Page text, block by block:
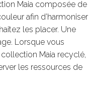
Maia composée de
afin d’harmoniser
les placer. Une
Lorsque vous
Maia recyclé,
les ressources de